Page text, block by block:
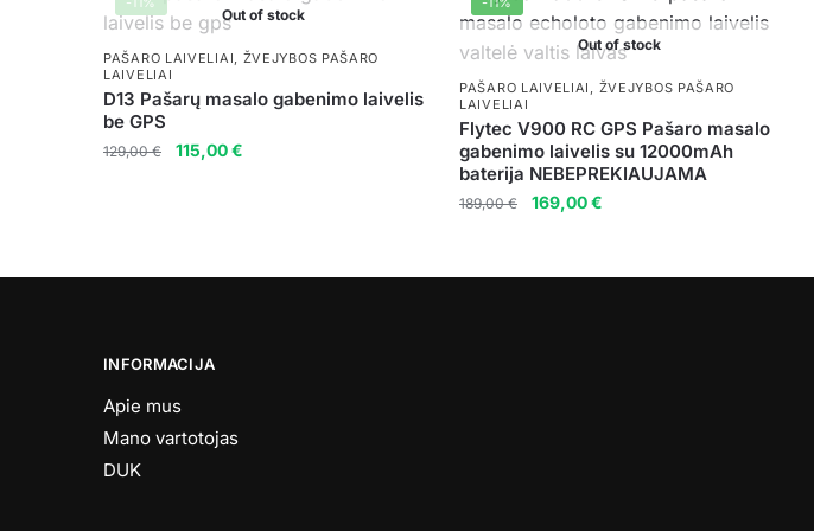
Out of stock
PAŠARO LAIVELIAI
ŽVEJYBOS PAŠARO
LAIVELIAI
D13 Pašarų masalo gabenimo laivelis
be GPS
129,00€
Original
115,00€
Out of stock
PAŠARO LAIVELIAI
ŽVEJYBOS PAŠARO
LAIVELIAI
Flytec V900 RC GPS Pašaro masalo
gabenimo laivelis su 12000mAh
baterija NEBEPREKIAUJAMA
189,00€
Original
189,00 €.
169,00€
169,00 €.
INFORMACIJA
Apie mus
Mano vartotojas
DUK